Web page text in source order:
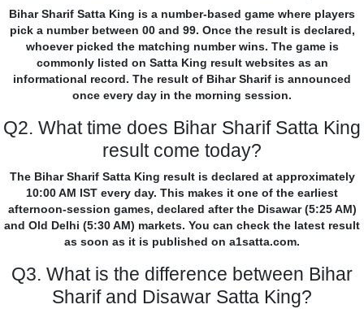
Bihar Sharif Satta King is a number-based game where players
pick a number between 00 and 99. Once the result is declared,
whoever picked the matching number wins. The game is
commonly listed on Satta King result websites as an
informational record. The result of Bihar Sharif is announced
once every day in the morning session.
Q2. What time does Bihar Sharif Satta King
result come today?
The Bihar Sharif Satta King result is declared at approximately
10:00 AM IST every day. This makes it one of the earliest
afternoon-session games, declared after the Disawar (5:25 AM)
and Old Delhi (5:30 AM) markets. You can check the latest result
as soon as it is published on a1satta.com.
Q3. What is the difference between Bihar
Sharif and Disawar Satta King?